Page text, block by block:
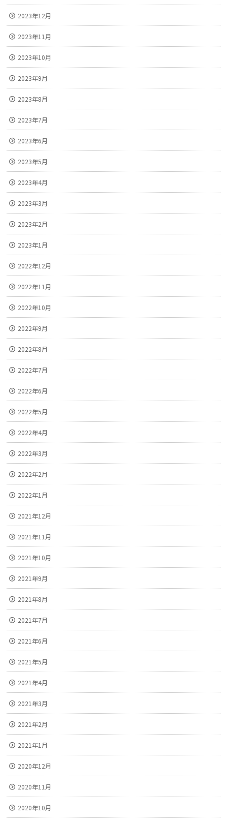
2023年12月
2023年11月
2023年10月
2023年9月
2023年8月
2023年7月
2023年6月
2023年5月
2023年4月
2023年3月
2023年2月
2023年1月
2022年12月
2022年11月
2022年10月
2022年9月
2022年8月
2022年7月
2022年6月
2022年5月
2022年4月
2022年3月
2022年2月
2022年1月
2021年12月
2021年11月
2021年10月
2021年9月
2021年8月
2021年7月
2021年6月
2021年5月
2021年4月
2021年3月
2021年2月
2021年1月
2020年12月
2020年11月
2020年10月